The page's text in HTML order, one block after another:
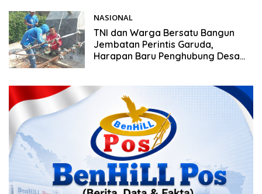
NASIONAL
TNI dan Warga Bersatu Bangun
Jembatan Perintis Garuda,
Harapan Baru Penghubung Desa